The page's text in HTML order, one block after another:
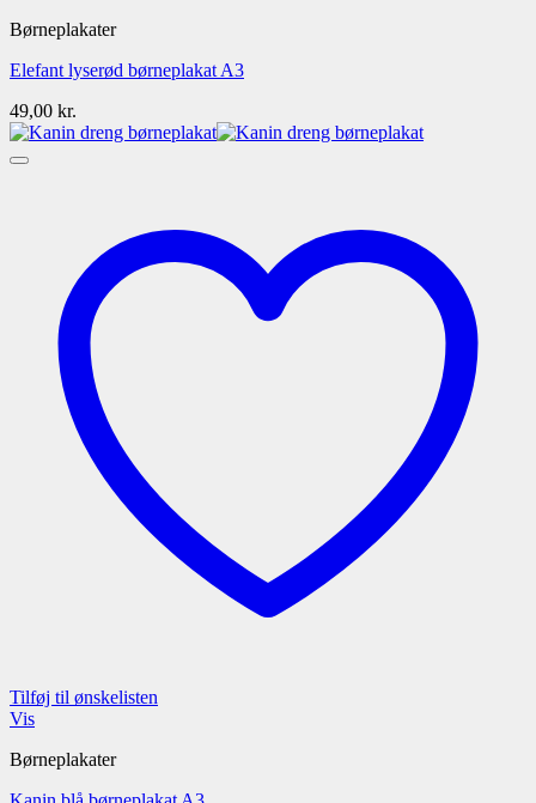
Børneplakater
Elefant lyserød børneplakat A3
49,00 kr.
Tilføj til ønskelisten
Vis
Børneplakater